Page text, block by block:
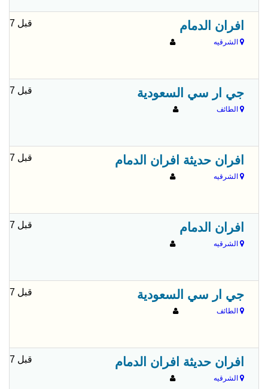
افران الدمام
الشرقيه
قبل 7 شهور
جي ار سي السعودية
الطائف
قبل 7 شهور
افران حديثة افران الدمام
الشرقيه
قبل 7 شهور
افران الدمام
الشرقيه
قبل 7 شهور
جي ار سي السعودية
الطائف
قبل 7 شهور
افران حديثة افران الدمام
الشرقيه
قبل 7 شهور